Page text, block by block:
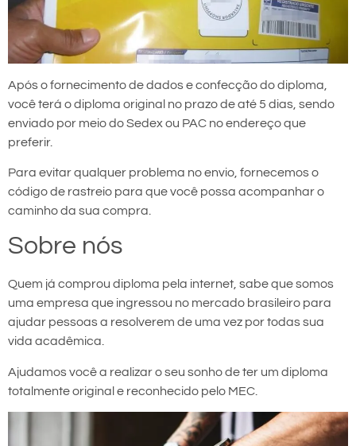
Após o fornecimento de dados e confecção do diploma,
você terá o diploma original no prazo de até 5 dias, sendo
enviado por meio do Sedex ou PAC no endereço que
preferir.
Para evitar qualquer problema no envio, fornecemos o
código de rastreio para que você possa acompanhar o
caminho da sua compra.
Sobre nós
Quem já comprou diploma pela internet, sabe que somos
uma empresa que ingressou no mercado brasileiro para
ajudar pessoas a resolverem de uma vez por todas sua
vida acadêmica.
Ajudamos você a realizar o seu sonho de ter um diploma
totalmente original e reconhecido pelo MEC.